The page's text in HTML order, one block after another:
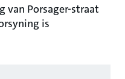
van Porsager-straat
is